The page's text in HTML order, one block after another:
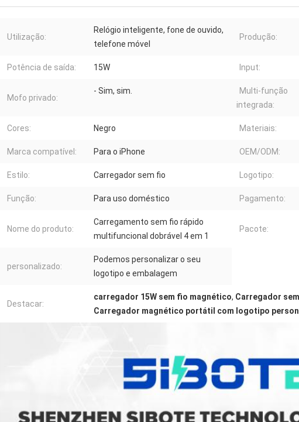
Utilização:
Relógio inteligente, fone de ouvido,
telefone móvel
Produção:
Potência de saída: 15W Input:
Mofo privado:
- Sim, sim.
Multi-função
integrada:
Cores: Negro Materiais:
Marca compatível: Para o iPhone OEM/ODM:
Estilo: Carregador sem fio Logotipo:
Função: Para uso doméstico Pagamento:
Nome do produto:
Carregamento sem fio rápido
multifuncional dobrável 4 em 1
Pacote:
personalizado:
Podemos personalizar o seu
logotipo e embalagem
Destacar:
carregador 15W sem fio magnético, Carregador
Carregador magnético portátil com logotipo